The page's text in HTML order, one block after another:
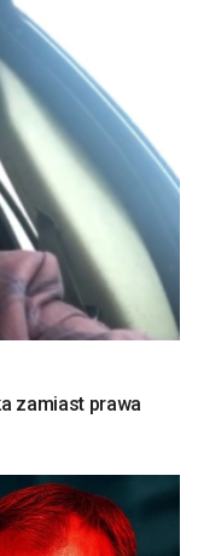
zamiast prawa